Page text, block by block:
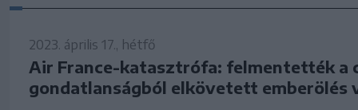
2023. április 17., hétfő
Air France-katasztrófa: felmentették a
gondatlanságból elkövetett emberölés